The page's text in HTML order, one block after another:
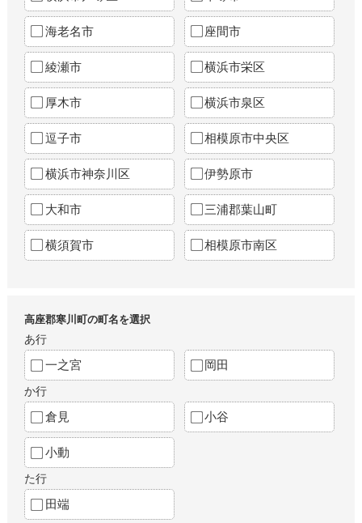
海老名市 座間市
綾瀬市 横浜市栄区
厚木市 横浜市泉区
逗子市 相模原市中央区
横浜市神奈川区 伊勢原市
大和市 三浦郡葉山町
横須賀市 相模原市南区
高座郡寒川町の町名を選択
あ行
一之宮 岡田
か行
倉見 小谷
小動
た行
田端